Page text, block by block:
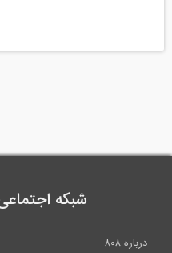
شبکه اجتماعی
درباره ۸۰۸